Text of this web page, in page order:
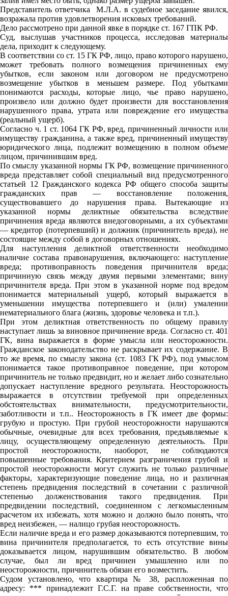
Представитель ответчика М.Л.А. в судебное заседание явился,
возражала против удовлетворения исковых требований.
Дело рассмотрено при данной явке в порядке ст. 167 ГПК РФ.
Суд, выслушав участников процесса, исследовав материалы
дела, приходит к следующему.
В соответствии со ст. 15 ГК РФ, лицо, право которого нарушено,
может требовать полного возмещения причиненных ему
убытков, если законом или договором не предусмотрено
возмещение убытков в меньшем размере. Под убытками
понимаются расходы, которые лицо, чье право нарушено,
произвело или должно будет произвести для восстановления
нарушенного права, утрата или повреждение его имущества
(реальный ущерб).
Согласно ч. 1 ст. 1064 ГК РФ, вред, причиненный личности или
имуществу гражданина, а также вред, причиненный имуществу
юридического лица, подлежит возмещению в полном объеме
лицом, причинившим вред.
По смыслу указанной нормы ГК РФ, возмещение причиненного
вреда представляет собой специальный вид предусмотренного
статьей 12 Гражданского кодекса РФ общего способа защиты
гражданских прав — восстановление положения,
существовавшего до нарушения права. Вытекающие из
указанной нормы деликтные обязательства вследствие
причинения вреда являются внедоговорными, а их субъектами
— кредитор (потерпевший) и должник (причинитель вреда), не
состоящие между собой в договорных отношениях.
Для наступления деликтной ответственности необходимо
наличие состава правонарушения, включающего: наступление
вреда; противоправность поведения причинителя вреда;
причинную связь между двумя первыми элементами; вину
причинителя вреда. При этом в указанной норме под вредом
понимается материальный ущерб, который выражается в
уменьшении имущества потерпевшего и (или) умалении
нематериального блага (жизнь, здоровье человека и т.п.).
При этом деликтная ответственность по общему правилу
наступает лишь за виновное причинение вреда. Согласно ст. 401
ГК, вина выражается в форме умысла или неосторожности.
Гражданское законодательство не раскрывает их содержание. В
то же время, по смыслу закона (ст. 1083 ГК РФ), под умыслом
понимается такое противоправное поведение, при котором
причинитель не только предвидит, но и желает либо сознательно
допускает наступление вредного результата. Неосторожность
выражается в отсутствии требуемой при определенных
обстоятельствах внимательности, предусмотрительности,
заботливости и т.п.. Неосторожность в ГК имеет две формы:
грубую и простую. При грубой неосторожности нарушаются
обычные, очевидные для всех требования, предъявляемые к
лицу, осуществляющему определенную деятельность. При
простой неосторожности, наоборот, не соблюдаются
повышенные требования. Критерием разграничения грубой и
простой неосторожности могут служить не только различные
факторы, характеризующие поведение лица, но и различная
степень предвидения последствий в сочетании с различной
степенью долженствования такого предвидения. При
предвидении последствий, соединенном с легкомысленным
расчетом их избежать, хотя можно и должно было понять, что
вред неизбежен, — налицо грубая неосторожность.
Если наличие вреда и его размер доказываются потерпевшим, то
вина причинителя предполагается, то есть отсутствие вины
доказывается лицом, нарушившим обязательство. В любом
случае, был ли вред причинен умышленно или по
неосторожности, причинитель обязан его возместить.
Судом установлено, что квартира № 38, распложенная по
адресу: *** принадлежит Г.С.Г. на праве собственности, что